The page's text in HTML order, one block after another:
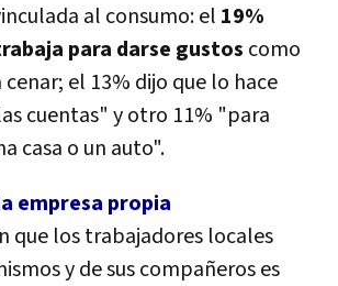
al consumo: el 19%
para darse gustos como
cenar; el 13% dijo que lo hace
cuentas" y otro 11% "para
casa o un auto".
empresa propia
que los trabajadores locales
y de sus compañeros es